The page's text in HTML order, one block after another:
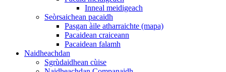
Inneal meidigeach
Seòrsaichean pacaidh
Pasgan àile atharraichte (mapa)
Pacaidean craiceann
Pacaidean falamh
Naidheachdan
Sgrùdaidhean cùise